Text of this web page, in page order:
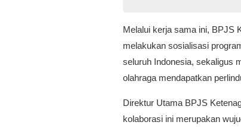
Melalui kerja sama ini, BPJS
melakukan sosialisasi
seluruh Indonesia, sekaligus
olahraga mendapatkan
Direktur Utama BPJS
kolaborasi ini merupakan